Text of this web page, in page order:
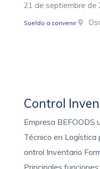
21 de septiembre de
Sueldo a convenir
Control
Empresa BEFOODS
Técnico en Logística
ontrol Inventario
Principales